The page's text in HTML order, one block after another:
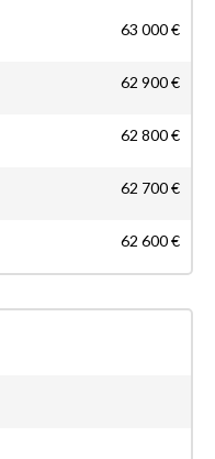
63 000 €
62 900 €
62 800 €
62 700 €
62 600 €